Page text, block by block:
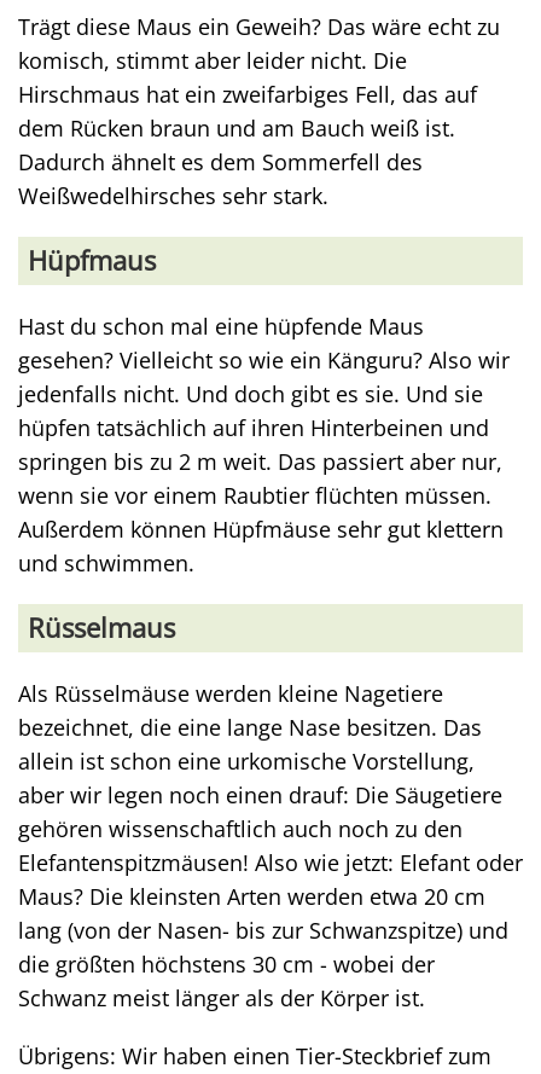
Trägt diese Maus ein Geweih? Das wäre echt zu
komisch, stimmt aber leider nicht. Die
Hirschmaus hat ein zweifarbiges Fell, das auf
dem Rücken braun und am Bauch weiß ist.
Dadurch ähnelt es dem Sommerfell des
Weißwedelhirsches sehr stark.
Hüpfmaus
Hast du schon mal eine hüpfende Maus
gesehen? Vielleicht so wie ein Känguru? Also wir
jedenfalls nicht. Und doch gibt es sie. Und sie
hüpfen tatsächlich auf ihren Hinterbeinen und
springen bis zu 2 m weit. Das passiert aber nur,
wenn sie vor einem Raubtier flüchten müssen.
Außerdem können Hüpfmäuse sehr gut klettern
und schwimmen.
Rüsselmaus
Als Rüsselmäuse werden kleine Nagetiere
bezeichnet, die eine lange Nase besitzen. Das
allein ist schon eine urkomische Vorstellung,
aber wir legen noch einen drauf: Die Säugetiere
gehören wissenschaftlich auch noch zu den
Elefantenspitzmäusen! Also wie jetzt: Elefant oder
Maus? Die kleinsten Arten werden etwa 20 cm
lang (von der Nasen- bis zur Schwanzspitze) und
die größten höchstens 30 cm - wobei der
Schwanz meist länger als der Körper ist.
Übrigens: Wir haben einen Tier-Steckbrief zum